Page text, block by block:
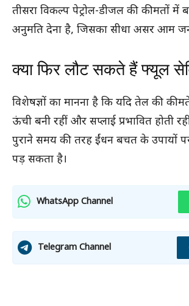
तीसरा विकल्प पेट्रोल-डीजल की कीमतों में
अनुमति देना है, जिसका सीधा असर आम
क्या फिर लौट सकते हैं फ्यूल
विशेषज्ञों का मानना है कि यदि तेल की
ऊंची बनी रहीं और सप्लाई प्रभावित होती
पुराने समय की तरह ईंधन बचत के उपायों
पड़ सकता है।
WhatsApp Channel
Telegram Channel